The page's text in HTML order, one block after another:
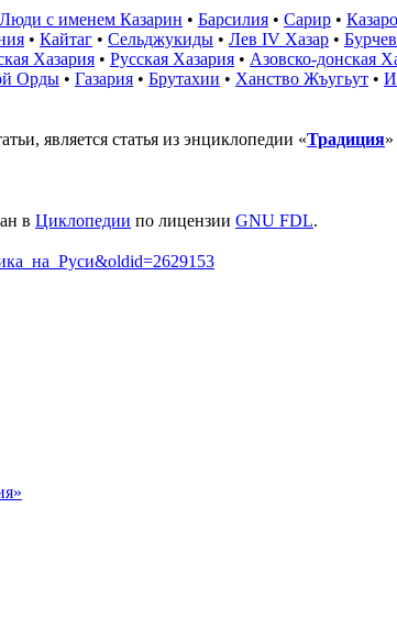
Люди с именем Казарин • Барсилия • Сарир •
• Кайтаг • Сельджукиды • Лев IV Хазар •
Хазария • Русская Хазария • Азовско-донская
Орды • Газария • Брутахии • Ханство Жъугьут •
является статья из энциклопедии «Традиция
в Циклопедии по лицензии GNU FDL.